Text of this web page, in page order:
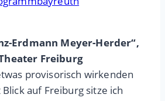
Erdmann Meyer-Herder“,
Freiburg
provisorisch wirkenden
auf Freiburg sitze ich